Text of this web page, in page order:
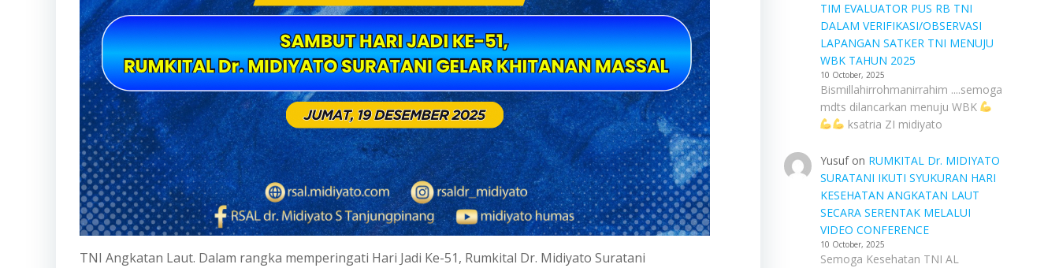
TNI Angkatan Laut. Dalam rangka memperingati Hari Jadi Ke-51, Rumkital Dr. Midiyato Suratani
TIM EVALUATOR PUS RB TNI
DALAM VERIFIKASI/OBSERVASI
LAPANGAN SATKER TNI MENUJU
WBK TAHUN 2025
10 October, 2025
Bismillahirrohmanirrahim ....semoga
mdts dilancarkan menuju WBK
ksatria ZI midiyato
Yusufon RUMKITAL Dr. MIDIYATO
SURATANI IKUTI SYUKURAN HARI
KESEHATAN ANGKATAN LAUT
SECARA SERENTAK MELALUI
VIDEO CONFERENCE
10 October, 2025
Semoga Kesehatan TNI AL